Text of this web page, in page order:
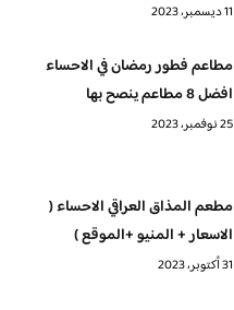
11 ديسمبر، 2023
مطاعم فطور رمضان في الاحساء
افضل 8 مطاعم ينصح بها
25 نوفمبر، 2023
مطعم المذاق العراقي الاحساء (
الاسعار + المنيو +الموقع )
31 أكتوبر، 2023